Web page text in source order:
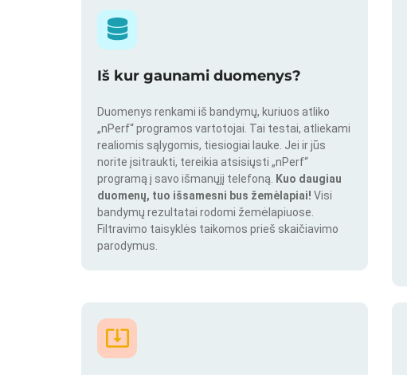
Iš kur gaunami duomenys?
Duomenys renkami iš bandymų, kuriuos atliko
„nPerf“ programos vartotojai. Tai testai, atliekami
realiomis sąlygomis, tiesiogiai lauke. Jei ir jūs
norite įsitraukti, tereikia atsisiųsti „nPerf“
programą į savo išmanųjį telefoną.
Kuo daugiau
duomenų, tuo išsamesni bus žemėlapiai! Visi
bandymų rezultatai rodomi žemėlapiuose.
Filtravimo taisyklės taikomos prieš skaičiavimo
parodymus.